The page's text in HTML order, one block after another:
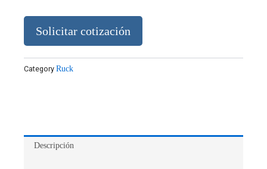
Solicitar cotización
Category Ruck
Descripción